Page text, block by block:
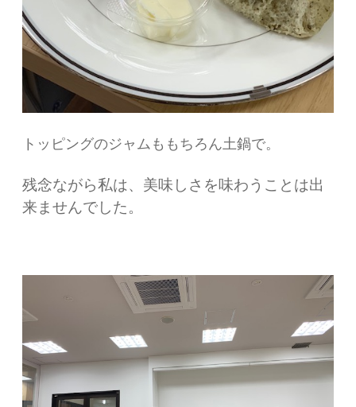
トッピングのジャムももちろん土鍋で。
残念ながら私は、美味しさを味わうことは出
来ませんでした。